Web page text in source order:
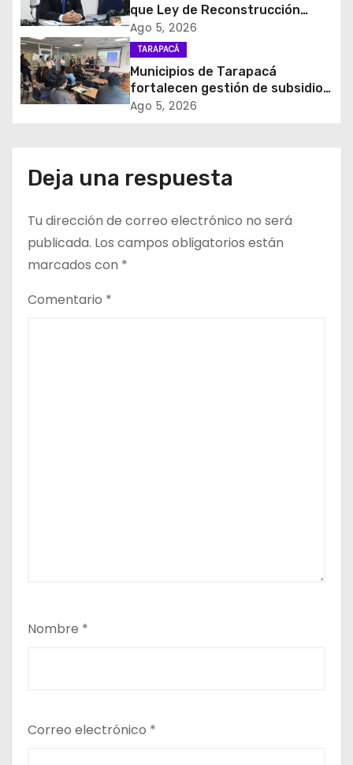
r
a
d
s
que Ley de Reconstrucción
Nacional impulsará la inversión
y el empleo en Tarapacá
Ago 5, 2026
TARAPACÁ
Municipios de Tarapacá
fortalecen gestión de subsidios
de agua potable en jornada
Ago 5, 2026
Deja una respuesta
Tu dirección de correo electrónico no será
publicada. Los campos obligatorios están
marcados con *
Comentario *
Nombre *
Correo electrónico *